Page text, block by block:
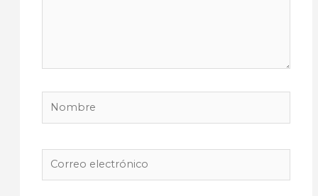
electrónico